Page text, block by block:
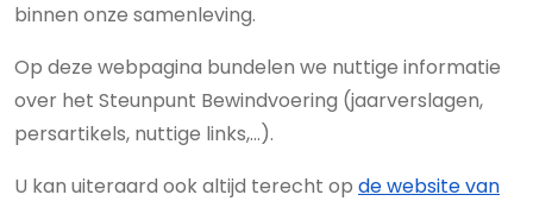
binnen onze samenleving.
Op deze webpagina bundelen we nuttige informatie
over het Steunpunt Bewindvoering (jaarverslagen,
persartikels, nuttige links,...).
U kan uiteraard ook altijd terecht op de website van